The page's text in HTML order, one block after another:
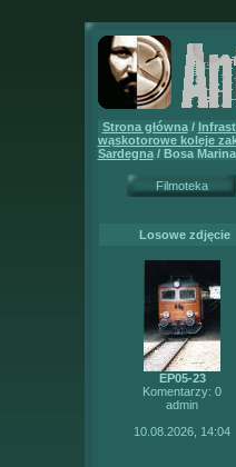
Strona główna/
wąskotorowe koleje
Sardegna/ Bosa Marina
Filmoteka
Losowe zdjęcie
EP05-23
Komentarzy: 0
admin
10.08.2026, 14:04